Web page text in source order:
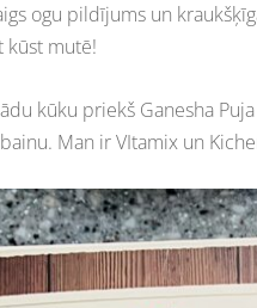
ogu pildījums un
kūst mutē!
kūku priekš Ganesha
Man ir VItamix un